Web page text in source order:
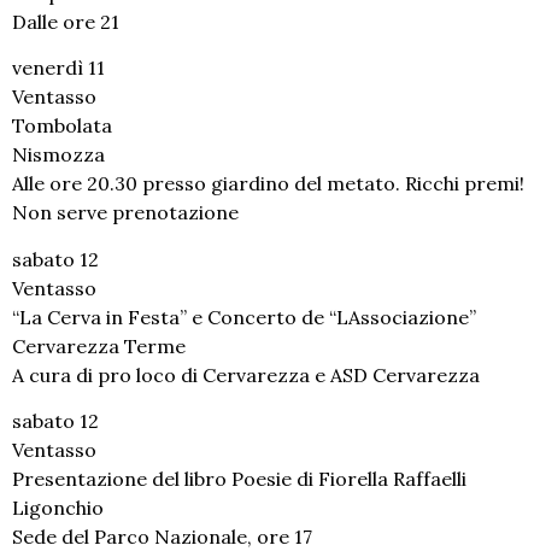
Dalle ore 21
venerdì 11
Ventasso
Tombolata
Nismozza
Alle ore 20.30 presso giardino del metato. Ricchi premi!
Non serve prenotazione
sabato 12
Ventasso
“La Cerva in Festa” e Concerto de “LAssociazione”
Cervarezza Terme
A cura di pro loco di Cervarezza e ASD Cervarezza
sabato 12
Ventasso
Presentazione del libro Poesie di Fiorella Raffaelli
Ligonchio
Sede del Parco Nazionale, ore 17